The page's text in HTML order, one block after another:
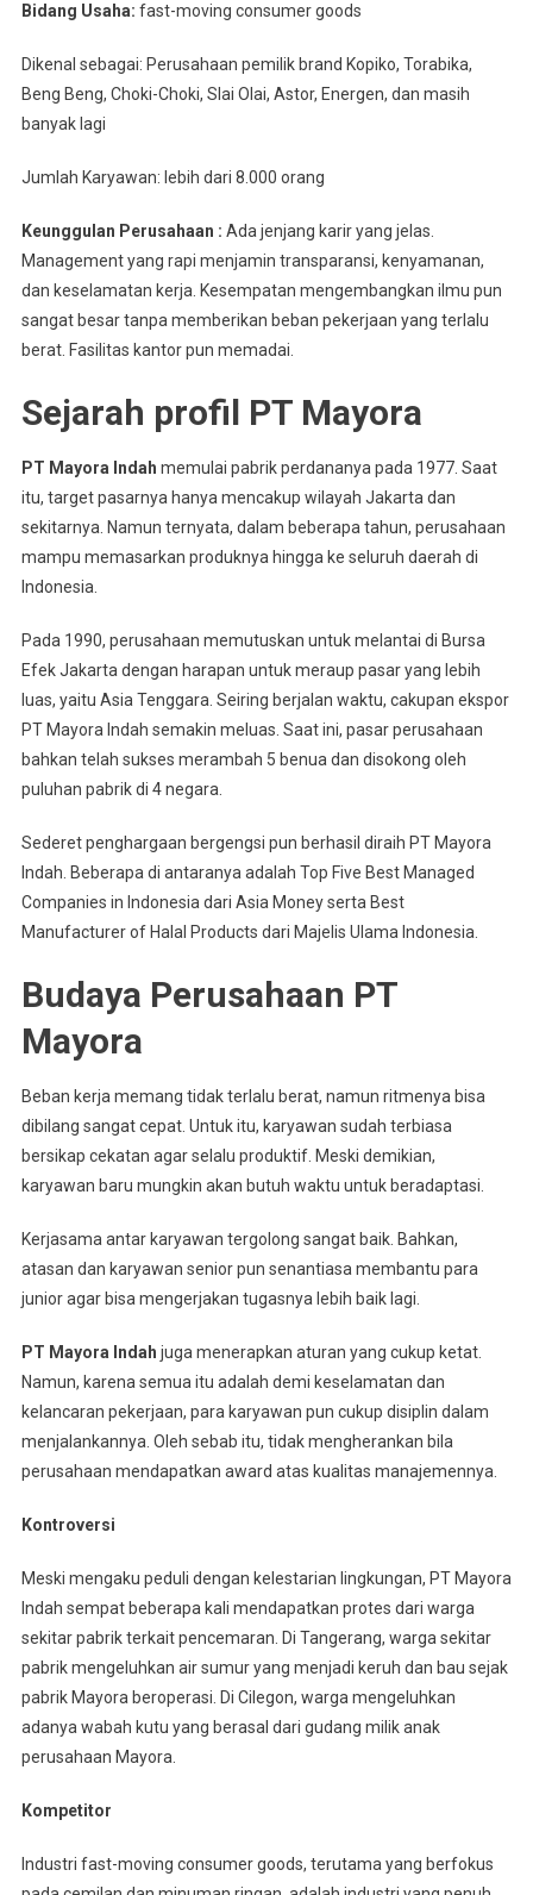
Bidang Usaha: fast-moving consumer goods
Dikenal sebagai: Perusahaan pemilik brand Kopiko, Torabika,
Beng Beng, Choki-Choki, Slai Olai, Astor, Energen, dan masih
banyak lagi
Jumlah Karyawan: lebih dari 8.000 orang
Keunggulan Perusahaan : Ada jenjang karir yang jelas.
Management yang rapi menjamin transparansi, kenyamanan,
dan keselamatan kerja. Kesempatan mengembangkan ilmu pun
sangat besar tanpa memberikan beban pekerjaan yang terlalu
berat. Fasilitas kantor pun memadai.
Sejarah profil PT Mayora
PT Mayora Indah memulai pabrik perdananya pada 1977. Saat
itu, target pasarnya hanya mencakup wilayah Jakarta dan
sekitarnya. Namun ternyata, dalam beberapa tahun, perusahaan
mampu memasarkan produknya hingga ke seluruh daerah di
Indonesia.
Pada 1990, perusahaan memutuskan untuk melantai di Bursa
Efek Jakarta dengan harapan untuk meraup pasar yang lebih
luas, yaitu Asia Tenggara. Seiring berjalan waktu, cakupan ekspor
PT Mayora Indah semakin meluas. Saat ini, pasar perusahaan
bahkan telah sukses merambah 5 benua dan disokong oleh
puluhan pabrik di 4 negara.
Sederet penghargaan bergengsi pun berhasil diraih PT Mayora
Indah. Beberapa di antaranya adalah Top Five Best Managed
Companies in Indonesia dari Asia Money serta Best
Manufacturer of Halal Products dari Majelis Ulama Indonesia.
Budaya Perusahaan PT
Mayora
Beban kerja memang tidak terlalu berat, namun ritmenya bisa
dibilang sangat cepat. Untuk itu, karyawan sudah terbiasa
bersikap cekatan agar selalu produktif. Meski demikian,
karyawan baru mungkin akan butuh waktu untuk beradaptasi.
Kerjasama antar karyawan tergolong sangat baik. Bahkan,
atasan dan karyawan senior pun senantiasa membantu para
junior agar bisa mengerjakan tugasnya lebih baik lagi.
PT Mayora Indah juga menerapkan aturan yang cukup ketat.
Namun, karena semua itu adalah demi keselamatan dan
kelancaran pekerjaan, para karyawan pun cukup disiplin dalam
menjalankannya. Oleh sebab itu, tidak mengherankan bila
perusahaan mendapatkan award atas kualitas manajemennya.
Kontroversi
Meski mengaku peduli dengan kelestarian lingkungan, PT Mayora
Indah sempat beberapa kali mendapatkan protes dari warga
sekitar pabrik terkait pencemaran. Di Tangerang, warga sekitar
pabrik mengeluhkan air sumur yang menjadi keruh dan bau sejak
pabrik Mayora beroperasi. Di Cilegon, warga mengeluhkan
adanya wabah kutu yang berasal dari gudang milik anak
perusahaan Mayora.
Kompetitor
Industri fast-moving consumer goods, terutama yang berfokus